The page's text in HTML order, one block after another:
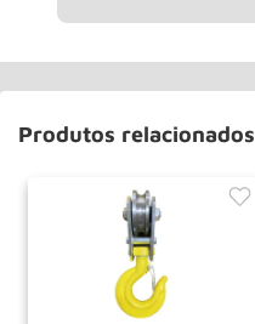
Produtos relacionados